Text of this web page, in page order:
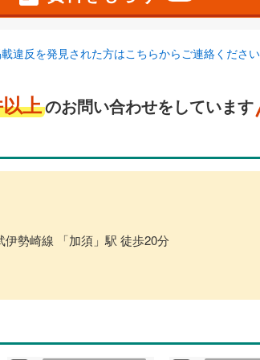
違反を発見された方はこちらからご連絡ください
上のお問い合わせをしています
勢崎線 「加須」駅 徒歩20分